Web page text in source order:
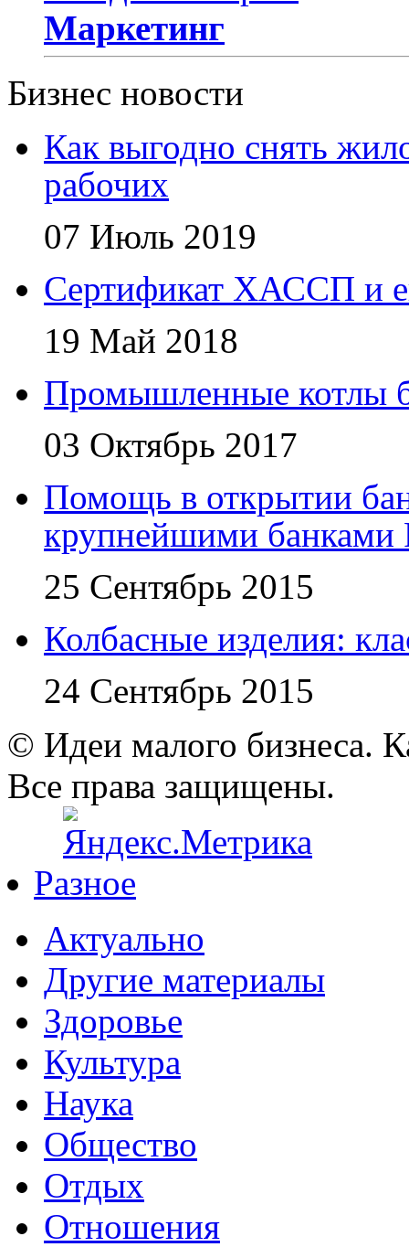
Маркетинг
Бизнес новости
Как выгодно снять
рабочих
07 Июль 2019
Сертификат ХАССП и
19 Май 2018
Промышленные котлы
03 Октябрь 2017
Помощь в открытии
крупнейшими банками
25 Сентябрь 2015
Колбасные изделия:
24 Сентябрь 2015
© Идеи малого бизнеса.
Все права защищены.
Разное
Актуально
Другие материалы
Здоровье
Культура
Наука
Общество
Отдых
Отношения